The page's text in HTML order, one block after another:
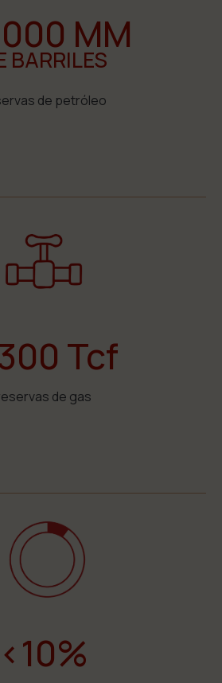
MM
BARRILES
de petróleo
Tcf
de gas
<10%